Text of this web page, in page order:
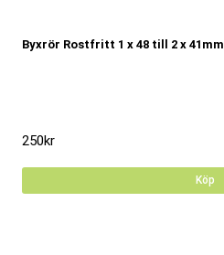
Byxrör Rostfritt 1 x 48 till 2 x 41mm
250kr
Köp